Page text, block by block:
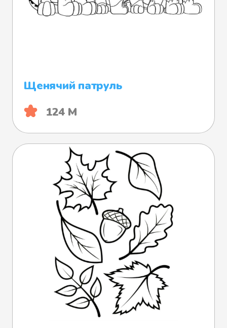
Щенячий патруль
124 М